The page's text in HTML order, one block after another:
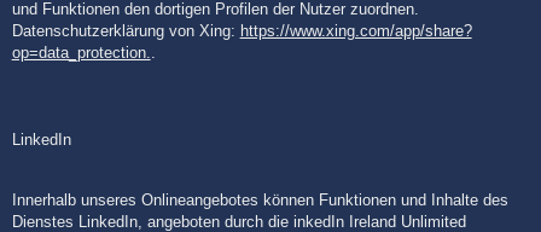
und Funktionen den dortigen Profilen der Nutzer zuordnen.
Datenschutzerklärung von Xing: https://www.xing.com/app/share?
op=data_protection.
LinkedIn
Innerhalb unseres Onlineangebotes können Funktionen und Inhalte des
Dienstes LinkedIn, angeboten durch die inkedIn Ireland Unlimited